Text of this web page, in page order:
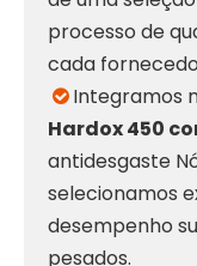
processo de
cada
 Integramos
Hardox 450
antidesgaste
selecionamos
desempenho
pesados.